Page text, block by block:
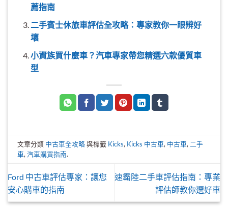
薦指南
二手賓士休旅車評估全攻略：專家教你一眼辨好
壞
小資族買什麼車？汽車專家帶您精選六款優質車
型
文章分類 中古車全攻略與標籤 Kicks, Kicks 中古車, 中古車, 二手
車,汽車購買指南.
Ford 中古車評估專家：讓您
安心購車的指南
速霸陸二手車評估指南：專業
評估師教你選好車